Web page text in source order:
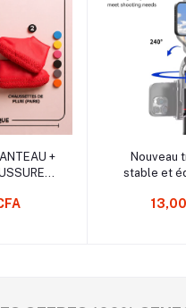
+
Ajouter
Nouveau
stable et
selfie,